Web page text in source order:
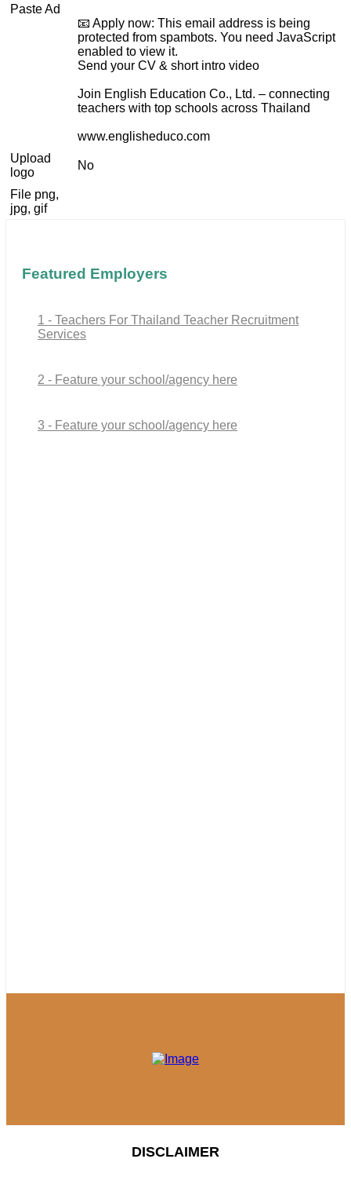
Paste Ad
📧 Apply now: This email address is being
protected from spambots. You need JavaScript
enabled to view it.
Send your CV & short intro video
Join English Education Co., Ltd. – connecting
teachers with top schools across Thailand
www.englisheduco.com
Upload
logo
No
File png,
jpg, gif
Featured Employers
1 - Teachers For Thailand Teacher Recruitment
Services
2 - Feature your school/agency here
3 - Feature your school/agency here
DISCLAIMER